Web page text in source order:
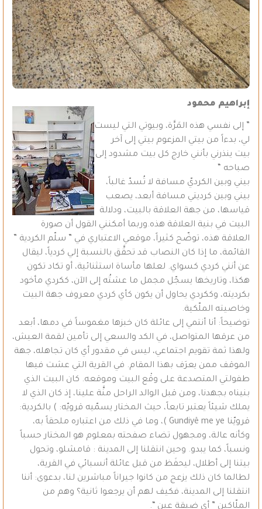
إبراهيم محمود
” إلى نفسي هذه المَرَّة، وبيوتي التي ليست
لي، بدءاً من بيتي المزعوم بيتي إلى آخر
بيت ينذرني بأنني خارج كل بيت مشدود إلى
صباحه “
بيني وبين الكرديّ مسافة لا تُسدّ غالباً،
بيني وبين كرديتي مسافة أبعد، يصعب
قياسها، من جهة العلاقة بالبيت، ودلالة
البيت في بنية العلاقة هذه.وربما أمكنني القول أن صورة
العلاقة هذه، توضّح كثيراً، موقعي الاعتباري في ” سلّم الكردية ”
القائمة، ما إذا كان النصاب قد تحقَّق بالنسبة إلي كردياً، ليقال
عن أنني كردي كسواي. لعلها مأساة استثنائية، أو تكاد تكون
هكذا، وتاريخها يسجّل مجمل ما عشتُه إلى الآن، ككردي مأخود
بكرديته، وككردي يحاول أن يكون كأي كردي معروف جهة البيت
وخاصيته الملّكية.
توضيحاً: أنا أنتمي إلى عائلة كان خبزها مغموساً في دمها، أبعد
من عرقها المتواصل، في الكد والسعي إلى تأمين لقمة العيش،
ولهذا ثمة تقويم اجتماعي، ليس في مقدور أي كان تجاهله، جهة
الموقف ممن يعرَف بهذا المقام. في القرية التي عشت فيها
طفولتي المتصدعة على وقْع البيت وموقعه. كان البيت الذي
بنيناه بجهدنا، ومن قبل الوالد الراحل منَّة علينا، إذ كان الذي لا
يملك شيئاً يعتبر تابعاً، حيث المختار يسمّيه قرويّه: ) بالكردية:
قرويّنا Gundiyê me ye )، وما في ذلك من اعتباره ملحقاً به،
وكأنه عالة، ومجهول تضاء صفحته بمعلوم هو المختار حسباً
ونسباً، كما يبدو. وحين انتقلنا إلى المدينة : قامشلو، وتحول
بيتنا إلى أطلال، ليحفَظ من قبل عائلة أنسبائي في القرية،
لطالما كان ذلك يزعج من كانوا جيراناً مباشرين لنا، بدعوى: أننا
انتقلنا إلى المدينة، فكيف لهم أن يرجعوا ثانية؟ وهم من
الملّاكين ” أي ضيقة عين “.